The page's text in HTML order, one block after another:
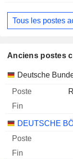
Tous les postes
Anciens postes
Sociétés Poste
Deutsche
DEUTSCHE